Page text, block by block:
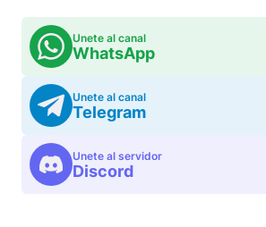
Unete al canal
WhatsApp
Unete al canal
Telegram
Unete al servidor
Discord